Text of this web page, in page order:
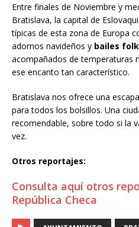
Entre finales de Noviembre y
Bratislava, la capital de
típicas de esta zona de Europa
adornos navideños y bailes
acompañados de temperaturas
ese encanto tan característico.
Bratislava nos ofrece una
para todos los bolsillos. Una
recomendable, sobre todo si la
vez.
Otros reportajes:
Consulta aquí otros
República Checa